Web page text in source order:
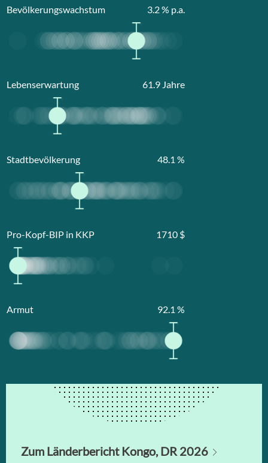
Bevölkerungswachstum 3.2% p.a.
Lebenserwartung 61.9 Jahre
Stadtbevölkerung 48.1 %
Pro-Kopf-BIP in KKP 1710 $
Armut 92.1 %
Zum Länderbericht Kongo, DR 2026